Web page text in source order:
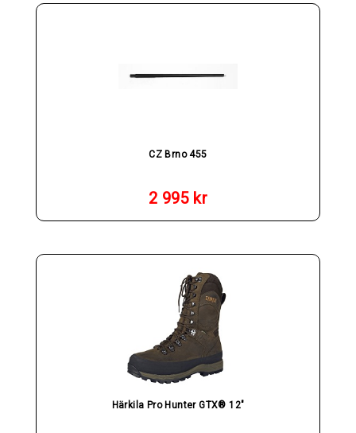
CZ Brno 455
2 995 kr
Härkila Pro Hunter GTX® 12"